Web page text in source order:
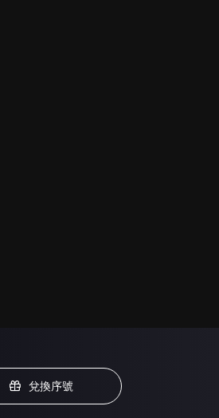
兌換序號